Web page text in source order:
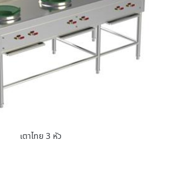
เตาไทย 3 หัว